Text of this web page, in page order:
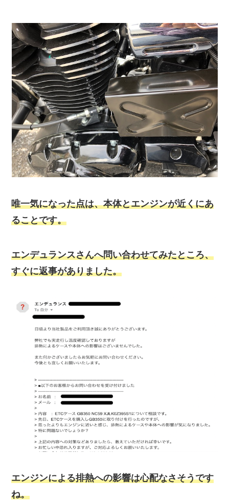
唯一気になった点は、本体とエンジンが近くにあ
ることです。
エンデュランスさんへ問い合わせてみたところ、
すぐに返事がありました。
エンジンによる排熱への影響は心配なさそうです
ね。